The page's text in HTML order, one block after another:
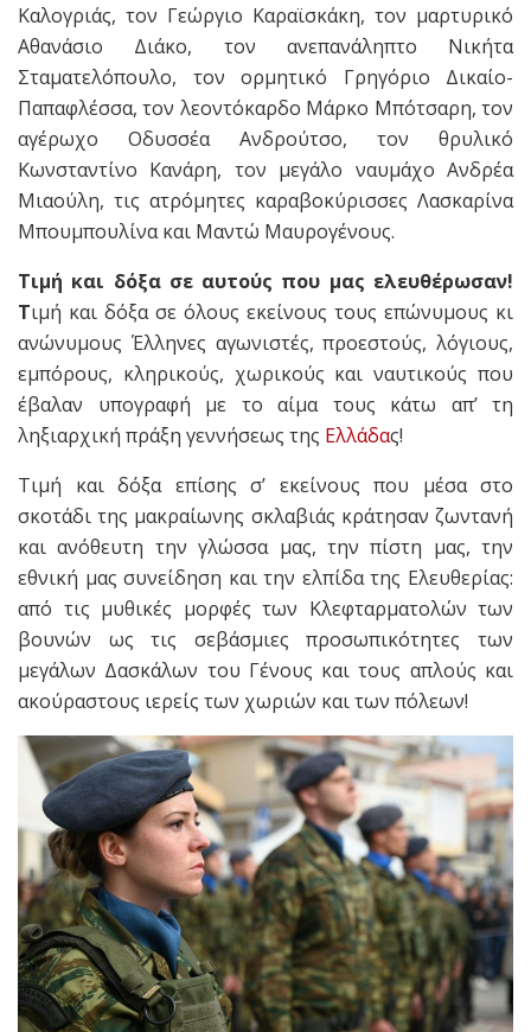
Καλογριάς, τον Γεώργιο Καραϊσκάκη, τον μαρτυρικό
Αθανάσιο Διάκο, τον ανεπανάληπτο Νικήτα
Σταματελόπουλο, τον ορμητικό Γρηγόριο Δικαίο-
Παπαφλέσσα, τον λεοντόκαρδο Μάρκο Μπότσαρη, τον
αγέρωχο Οδυσσέα Ανδρούτσο, τον θρυλικό
Κωνσταντίνο Κανάρη, τον μεγάλο ναυμάχο Ανδρέα
Μιαούλη, τις ατρόμητες καραβοκύρισσες Λασκαρίνα
Μπουμπουλίνα και Μαντώ Μαυρογένους.
Τιμή και δόξα σε αυτούς που μας ελευθέρωσαν!
Τιμή και δόξα σε όλους εκείνους τους επώνυμους κι
ανώνυμους Έλληνες αγωνιστές, προεστούς, λόγιους,
εμπόρους, κληρικούς, χωρικούς και ναυτικούς που
έβαλαν υπογραφή με το αίμα τους κάτω απ’ τη
ληξιαρχική πράξη γεννήσεως της Ελλάδας!
Τιμή και δόξα επίσης σ’ εκείνους που μέσα στο
σκοτάδι της μακραίωνης σκλαβιάς κράτησαν ζωντανή
και ανόθευτη την γλώσσα μας, την πίστη μας, την
εθνική μας συνείδηση και την ελπίδα της Ελευθερίας:
από τις μυθικές μορφές των Κλεφταρματολών των
βουνών ως τις σεβάσμιες προσωπικότητες των
μεγάλων Δασκάλων του Γένους και τους απλούς και
ακούραστους ιερείς των χωριών και των πόλεων!